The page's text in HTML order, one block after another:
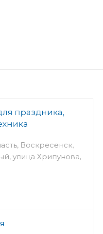
праздника,
Воскресенск,
улица Хрипунова,